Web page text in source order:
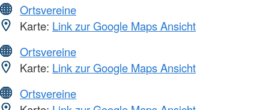
Ortsvereine
Karte: Link zur Google Maps Ansicht
Ortsvereine
Karte: Link zur Google Maps Ansicht
Ortsvereine